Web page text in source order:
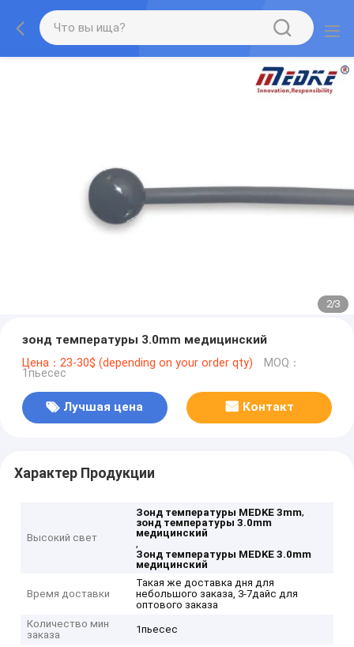
2/3
зонд температуры 3.0mm медицинский
Цена：23-30$ (depending on your order qty) MOQ：
1пьесес
Лучшая цена Контакт
Характер Продукции
Высокий свет
Зонд температуры MEDKE 3mm,
зонд температуры 3.0mm
медицинский
,
Зонд температуры MEDKE 3.0mm
медицинский
Время доставки
Такая же доставка дня для
небольшого заказа, 3-7дайс для
оптового заказа
Количество мин
заказа
1пьесес